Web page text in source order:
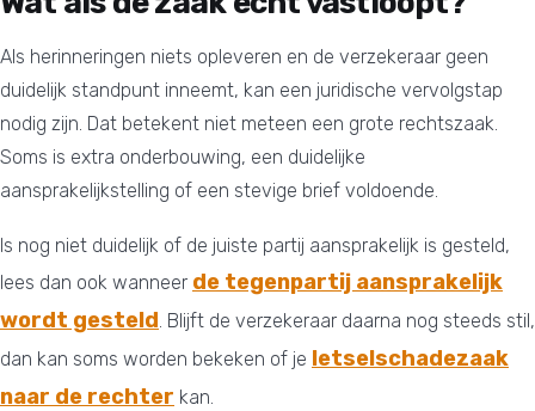
Als herinneringen niets opleveren en de verzekeraar geen
duidelijk standpunt inneemt, kan een juridische vervolgstap
nodig zijn. Dat betekent niet meteen een grote rechtszaak.
Soms is extra onderbouwing, een duidelijke
aansprakelijkstelling of een stevige brief voldoende.
Is nog niet duidelijk of de juiste partij aansprakelijk is gesteld,
lees dan ook wanneer de tegenpartij aansprakelijk
wordt gesteld. Blijft de verzekeraar daarna nog steeds stil,
dan kan soms worden bekeken of je letselschadezaak
naar de rechter kan.